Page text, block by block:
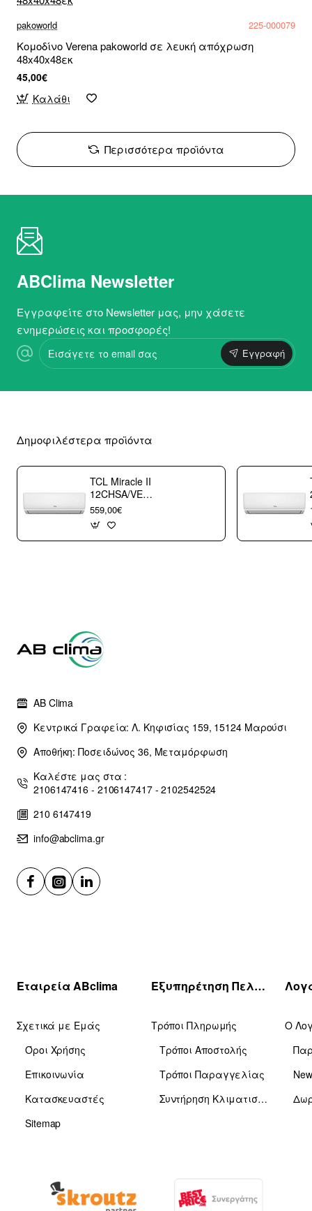
pakoworld 225-000079
Κομοδίνο Verena pakoworld σε λευκή απόχρωση
48x40x48εκ
45,00€
Καλάθι
Περισσότερα προϊόντα
ABClima Newsletter
Εγγραφείτε στο Newsletter μας, μην χάσετε
ενημερώσεις και προσφορές!
Εισάγετε
το
email
Εγγραφή
Δημοφιλέστερα προϊόντα
TCL Miracle II
12CHSA/VE
Κλιματιστικό
Τοίχου 12000 btu/h
με WiFi A++/A+++
με 10 χρόνια
559,00€
AB Clima
Κεντρικά Γραφεία: Λ. Κηφισίας 159, 15124 Μαρούσι
Αποθήκη: Ποσειδώνος 36, Μεταμόρφωση
Καλέστε μας στα :
2106147416 - 2106147417 - 2102542524
210 6147419
info@abclima.gr
Εταιρεία ABclima
Σχετικά με Εμάς
Όροι Χρήσης
Επικοινωνία
Κατασκευαστές
Sitemap
Εξυπηρέτηση Πελατών
Τρόποι Πληρωμής
Τρόποι Αποστολής
Τρόποι Παραγγελίας
Συντήρηση Κλιματιστικών
Ο